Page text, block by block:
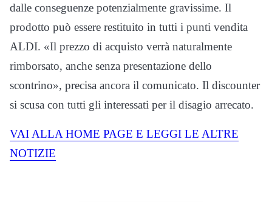
dalle conseguenze potenzialmente gravissime. Il
prodotto può essere restituito in tutti i punti vendita
ALDI. «Il prezzo di acquisto verrà naturalmente
rimborsato, anche senza presentazione dello
scontrino», precisa ancora il comunicato. Il discounter
si scusa con tutti gli interessati per il disagio arrecato.
VAI ALLA HOME PAGE E LEGGI LE ALTRE
NOTIZIE